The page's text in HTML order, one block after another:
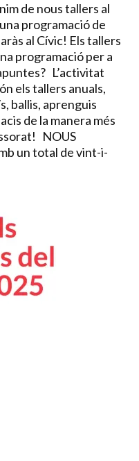
de nous tallers al
programació de
al Cívic! Els tallers
programació per a
L’activitat
els tallers anuals,
ballis, aprenguis
de la manera més
NOUS
un total de vint-i-